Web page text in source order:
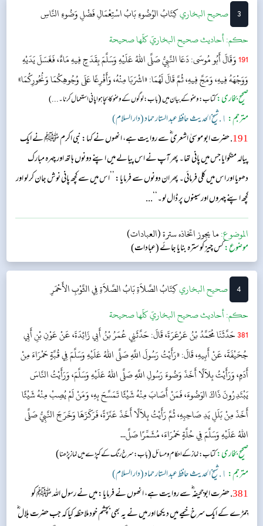
3 ‌‌صحيح البخاريكِتَابُ الوُضُوءِبَابُ اسْتِعْمَالِ فَضْلِ وَضُوءِ النَّاسِ
حکم:أحاديث صحيح البخاريّ كلّها صحيحة
191وَقَالَ أَبُو مُوسَى: دَعَا النَّبِيُّ صَلَّى اللهُ عَلَيْهِ وَسَلَّمَ بِقَدَحٍ فِيهِ مَاءٌ، فَغَسَلَ يَدَيْهِ
وَوَجْهَهُ فِيهِ، وَمَجَّ فِيهِ، ثُمَّ قَالَ لَهُمَا: «اشْرَبَا مِنْهُ، وَأَفْرِغَا عَلَى وُجُوهِكُمَا وَنُحُورِكُمَا»
صحیح بخاری:کتاب: وضو کے بیان میں(باب: لوگوں کے وضو کا بچا ہوا پانی استعمال کرنا۔...)
مترجم: ١. شیخ الحدیث حافظ عبد الستار حماد (دار السلام)
191 . حضرت ابو موسیٰ اشعری ؓ سے روایت ہے، انھوں نے کہا: نبی اکرم ﷺ نے ایک
پیالہ منگوایا جس میں پانی تھا۔ پھر آپ نے اس پیالے میں اپنے دونوں ہاتھ اور چہرہ مبارک
دھویا اور اس میں کلی فرمائی۔ پھر ان دونوں سے فرمایا: ’’اس میں سے کچھ پانی نوش جان کر لو اور
کچھ اپنے چہروں اور سینوں پر ڈال لو۔‘‘...
الموضوع:ما يجوز اتخاذه سترة (العبادات)
موضوع:کس چیز کو سترہ بنایا جائے (عبادات)
4 ‌‌صحيح البخاريكِتَابُ الصَّلاَةِبَابُ الصَّلاَةِ فِي الثَّوْبِ الأَحْمَرِ
حکم:أحاديث صحيح البخاريّ كلّها صحيحة
381حَدَّثَنَا مُحَمَّدُ بْنُ عَرْعَرَةَ، قَالَ: حَدَّثَنِي عُمَرُ بْنُ أَبِي زَائِدَةَ، عَنْ عَوْنِ بْنِ أَبِي
جُحَيْفَةَ، عَنْ أَبِيهِ، قَالَ: «رَأَيْتُ رَسُولَ اللَّهِ صَلَّى اللهُ عَلَيْهِ وَسَلَّمَ فِي قُبَّةٍ حَمْرَاءَ مِنْ
أَدَمٍ، وَرَأَيْتُ بِلاَلًا أَخَذَ وَضُوءَ رَسُولِ اللَّهِ صَلَّى اللهُ عَلَيْهِ وَسَلَّمَ، وَرَأَيْتُ النَّاسَ
يَبْتَدِرُونَ ذَاكَ الوَضُوءَ، فَمَنْ أَصَابَ مِنْهُ شَيْئًا تَمَسَّحَ بِهِ، وَمَنْ لَمْ يُصِبْ مِنْهُ شَيْئًا
أَخَذَ مِنْ بَلَلِ يَدِ صَاحِبِهِ، ثُمَّ رَأَيْتُ بِلاَلًا أَخَذَ عَنَزَةً، فَرَكَزَهَا وَخَرَجَ النَّبِيُّ صَلَّى
اللهُ عَلَيْهِ وَسَلَّمَ فِي حُلَّةٍ حَمْرَاءَ، مُشَمِّرًا صَلَّ...
صحیح بخاری:کتاب: نماز کے احکام و مسائل(باب: سرخ رنگ کے کپڑے میں نماز پڑھنا)
مترجم: ١. شیخ الحدیث حافظ عبد الستار حماد (دار السلام)
381. حضرت ابوجحیفہ ؓ سے روایت ہے، انھوں نے فرمایا: میں نے رسول اللہ ﷺ کو
چمڑے کے ایک سرخ خیمے میں دیکھا اور میں نے یہ بھی بچشم خود ملاحظہ کیا کہ جب حضرت بلال ؓ